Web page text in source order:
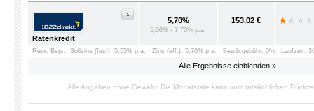
Alle Ergebnisse einblenden »
Ratenkredit
5,70%
5,60% - 7,70% p.a.
153,02 €
Repr. Bsp.: Sollzins (fest): 5,55% p.a. Zins (eff.): 5,70% p.a. Bearb.gebühr: 0% Laufzeit:
Alle Angaben ohne Gewähr. Die Monatsrate kann vom tatsächlichen